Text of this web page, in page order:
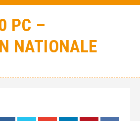
PC –
NATIONALE